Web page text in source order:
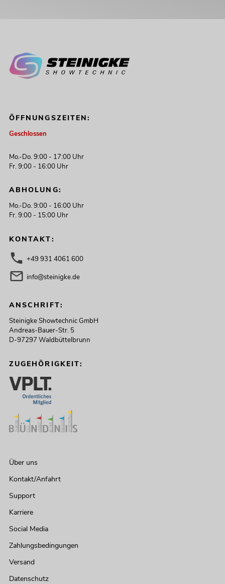
ÖFFNUNGSZEITEN:
Geschlossen
Mo.-Do. 9:00 - 17:00 Uhr
Fr. 9:00 - 16:00 Uhr
ABHOLUNG:
Mo.-Do. 9:00 - 16:00 Uhr
Fr. 9:00 - 15:00 Uhr
KONTAKT:
+49 931 4061 600
info@steinigke.de
ANSCHRIFT:
Steinigke Showtechnic GmbH
Andreas-Bauer-Str. 5
D-97297 Waldbüttelbrunn
ZUGEHÖRIGKEIT:
Über uns
Kontakt/Anfahrt
Support
Karriere
Social Media
Zahlungsbedingungen
Versand
Datenschutz